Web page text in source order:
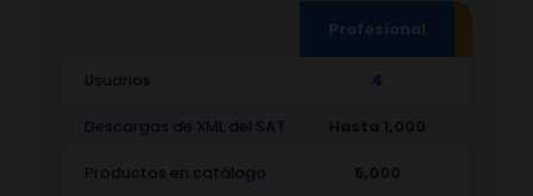
Profesional
Usuarios 4
Descargas de XML del SAT
Productos en catálogo